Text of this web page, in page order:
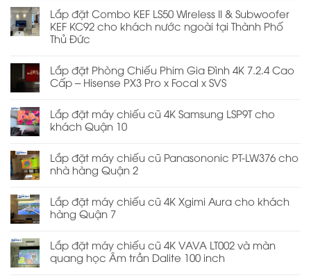
Lắp đặt Combo KEF LS50 Wireless II & Subwoofer
KEF KC92 cho khách nước ngoài tại Thành Phố
Thủ Đức
Lắp đặt Phòng Chiếu Phim Gia Đình 4K 7.2.4 Cao
Cấp – Hisense PX3 Pro x Focal x SVS
Lắp đặt máy chiếu cũ 4K Samsung LSP9T cho
khách Quận 10
Lắp đặt máy chiếu cũ Panasononic PT-LW376 cho
nhà hàng Quận 2
Lắp đặt máy chiếu cũ 4K Xgimi Aura cho khách
hàng Quận 7
Lắp đặt máy chiếu cũ 4K VAVA LT002 và màn
quang học Âm trần Dalite 100 inch